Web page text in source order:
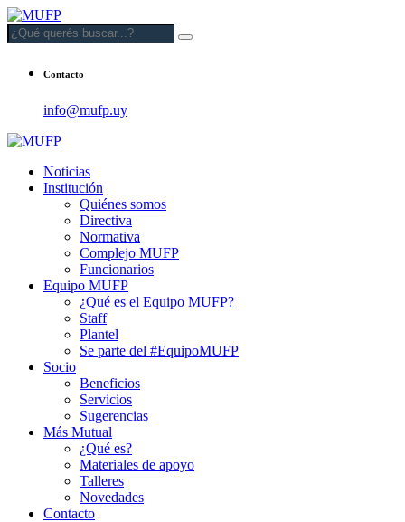
Contacto
info@mufp.uy
Noticias
Institución
Quiénes somos
Directiva
Normativa
Complejo MUFP
Funcionarios
Equipo MUFP
¿Qué es el Equipo MUFP?
Staff
Plantel
Se parte del #EquipoMUFP
Socio
Beneficios
Servicios
Sugerencias
Más Mutual
¿Qué es?
Materiales de apoyo
Talleres
Novedades
Contacto